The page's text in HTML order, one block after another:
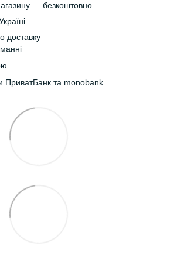
— безкоштовно.
доставку
ПриватБанк та monobank